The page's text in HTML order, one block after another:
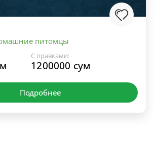
питомцы
С правками:
1200000 сум
Подробнее